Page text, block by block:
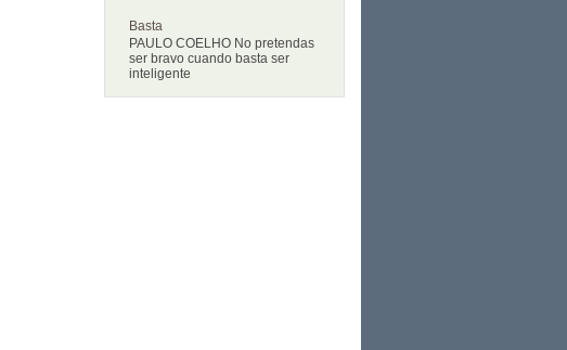
Basta
PAULO COELHO No pretendas
ser bravo cuando basta ser
inteligente